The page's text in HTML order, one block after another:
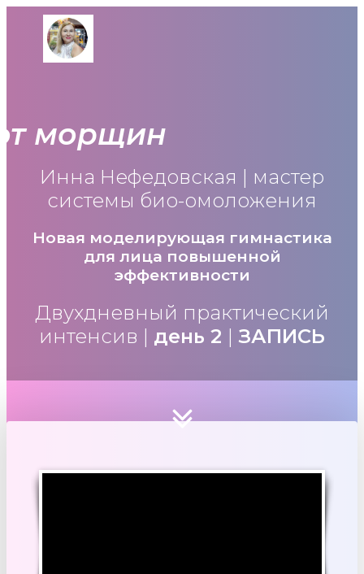
морщин
Инна Нефедовская | мастер
системы био-омоложения
Новая моделирующая гимнастика
для лица повышенной
эффективности
Двухдневный практический
интенсив | день 2 | ЗАПИСЬ